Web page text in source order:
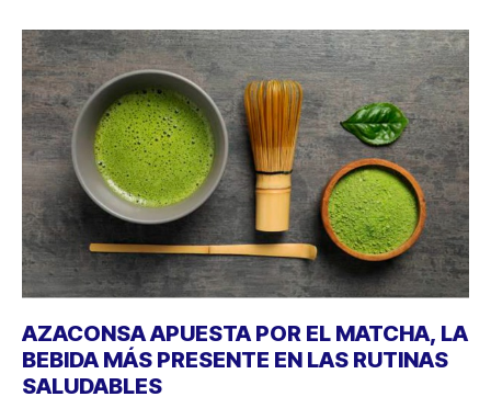
AZACONSA APUESTA POR EL MATCHA, LA
BEBIDA MÁS PRESENTE EN LAS RUTINAS
SALUDABLES